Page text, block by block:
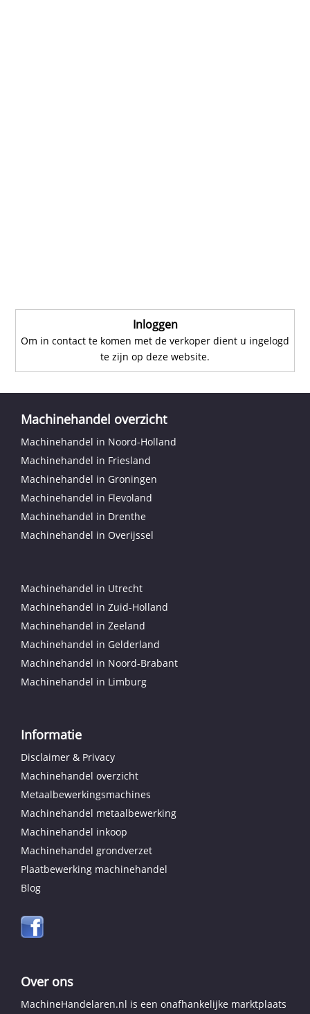
Inloggen
Om in contact te komen met de verkoper dient u ingelogd
te zijn op deze website.
Machinehandel overzicht
Machinehandel in Noord-Holland
Machinehandel in Friesland
Machinehandel in Groningen
Machinehandel in Flevoland
Machinehandel in Drenthe
Machinehandel in Overijssel
Machinehandel in Utrecht
Machinehandel in Zuid-Holland
Machinehandel in Zeeland
Machinehandel in Gelderland
Machinehandel in Noord-Brabant
Machinehandel in Limburg
Informatie
Disclaimer & Privacy
Machinehandel overzicht
Metaalbewerkingsmachines
Machinehandel metaalbewerking
Machinehandel inkoop
Machinehandel grondverzet
Plaatbewerking machinehandel
Blog
Over ons
MachineHandelaren.nl is een onafhankelijke marktplaats